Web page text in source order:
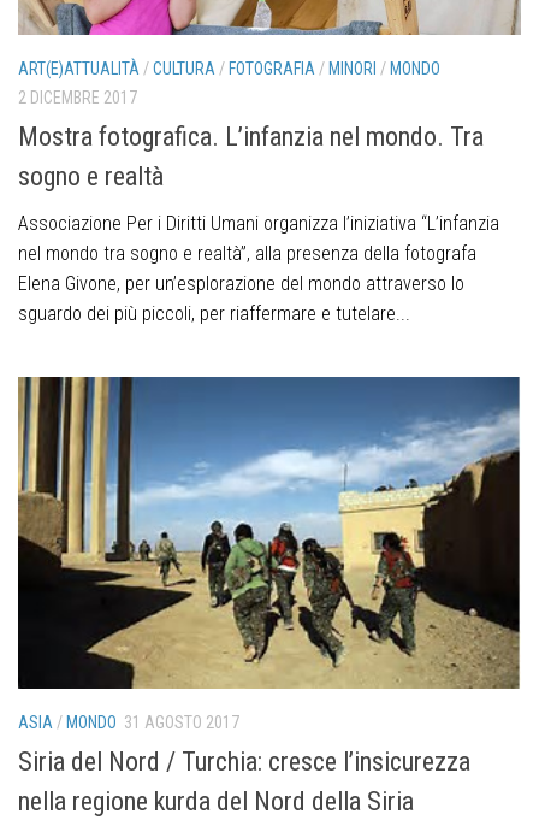
ART(E)ATTUALITÀ/CULTURA/ FOTOGRAFIA/ MINORI / MONDO
2 DICEMBRE 2017
Mostra fotografica. L’infanzia nel mondo. Tra
sogno e realtà
Associazione Per i Diritti Umani organizza l’iniziativa “L’infanzia
nel mondo tra sogno e realtà”, alla presenza della fotografa
Elena Givone, per un’esplorazione del mondo attraverso lo
sguardo dei più piccoli, per riaffermare e tutelare...
ASIA / MONDO 31 AGOSTO 2017
Siria del Nord / Turchia: cresce l’insicurezza
nella regione kurda del Nord della Siria